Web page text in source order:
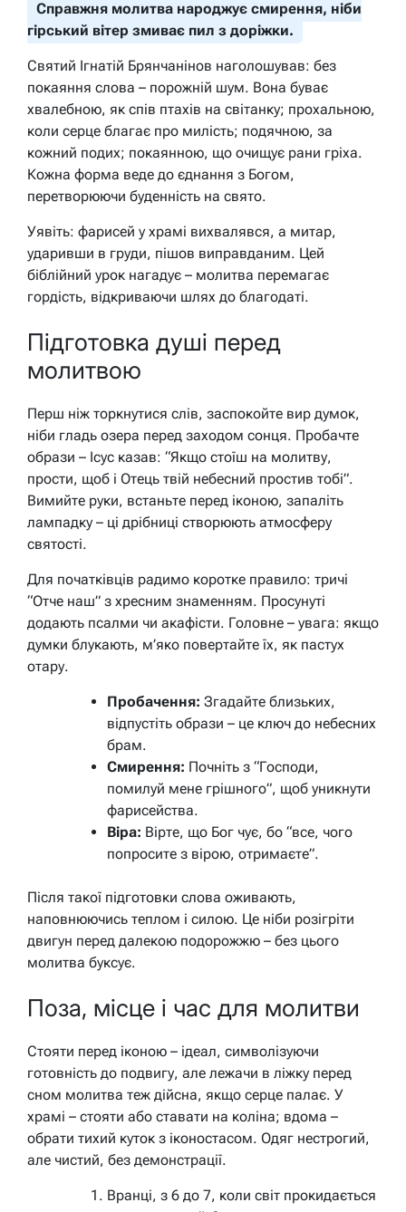
Справжня молитва народжує смирення, ніби
гірський вітер змиває пил з доріжки.
Святий Ігнатій Брянчанінов наголошував: без
покаяння слова – порожній шум. Вона буває
хвалебною, як спів птахів на світанку; прохальною,
коли серце благає про милість; подячною, за
кожний подих; покаянною, що очищує рани гріха.
Кожна форма веде до єднання з Богом,
перетворюючи буденність на свято.
Уявіть: фарисей у храмі вихвалявся, а митар,
ударивши в груди, пішов виправданим. Цей
біблійний урок нагадує – молитва перемагає
гордість, відкриваючи шлях до благодаті.
Підготовка душі перед
молитвою
Перш ніж торкнутися слів, заспокойте вир думок,
ніби гладь озера перед заходом сонця. Пробачте
образи – Ісус казав: “Якщо стоїш на молитву,
прости, щоб і Отець твій небесний простив тобі”.
Вимийте руки, встаньте перед іконою, запаліть
лампадку – ці дрібниці створюють атмосферу
святості.
Для початківців радимо коротке правило: тричі
“Отче наш” з хресним знаменням. Просунуті
додають псалми чи акафісти. Головне – увага: якщо
думки блукають, м’яко повертайте їх, як пастух
отару.
Пробачення: Згадайте близьких,
відпустіть образи – це ключ до небесних
брам.
Смирення: Почніть з “Господи,
помилуй мене грішного”, щоб уникнути
фарисейства.
Віра: Вірте, що Бог чує, бо “все, чого
попросите з вірою, отримаєте”.
Після такої підготовки слова оживають,
наповнюючись теплом і силою. Це ніби розігріти
двигун перед далекою подорожжю – без цього
молитва буксує.
Поза, місце і час для молитви
Стояти перед іконою – ідеал, символізуючи
готовність до подвигу, але лежачи в ліжку перед
сном молитва теж дійсна, якщо серце палає. У
храмі – стояти або ставати на коліна; вдома –
обрати тихий куток з іконостасом. Одяг нестрогий,
але чистий, без демонстрації.
Вранці, з 6 до 7, коли світ прокидається